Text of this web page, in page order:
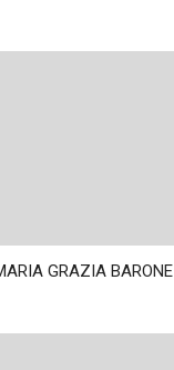
GRAZIA BARONE